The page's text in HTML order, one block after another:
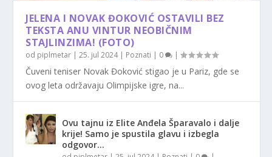
JELENA I NOVAK ĐOKOVIĆ OSTAVILI BEZ
TEKSTA ANU VINTUR NEOBIČNIM
STAJLINZIMA! (FOTO)
od piplmetar |25. jul 2024| Poznati | 0 |
Čuveni teniser Novak Đoković stigao je u Pariz, gde se
ovog leta održavaju Olimpijske igre, na...
Ovu tajnu iz Elite Anđela Šparavalo i dalje
krije! Samo je spustila glavu i izbegla
odgovor…